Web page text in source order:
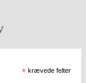
* krævede felter